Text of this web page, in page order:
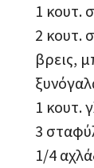
1 κουτ.
2 κουτ.
βρεις,
1 κουτ.
3
1/4